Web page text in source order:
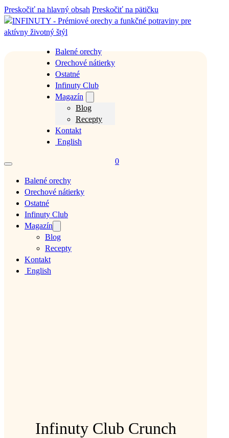
Preskočiť na hlavný obsah Preskočiť na pätičku
Balené orechy
Orechové nátierky
Ostatné
Infinuty Club
Magazín
Blog
Recepty
Kontakt
English
Balené orechy
Orechové nátierky
Ostatné
Infinuty Club
Magazín
Blog
Recepty
Kontakt
English
0
Infinuty Club Crunch